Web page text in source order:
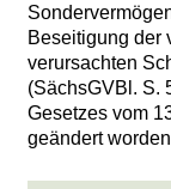
Beseitigung der
verursachten
(SächsGVBl. S.
Gesetzes vom
geändert